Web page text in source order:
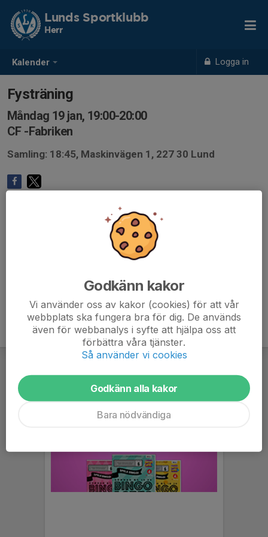
Kalender Logga in
Lunds Sportklubb
Herr
Fysträning
Måndag 19 jan, 19:00-20:00
CF -Fabriken
Samling: 18:45, Maskinvägen 1, 227 30 Lund
Godkänn kakor
Vi använder oss av kakor (cookies) för att vår
webbplats ska fungera bra för dig. De används
även för webbanalys i syfte att hjälpa oss att
förbättra våra tjänster.
Så använder vi cookies
Godkänn alla kakor
Bara nödvändiga